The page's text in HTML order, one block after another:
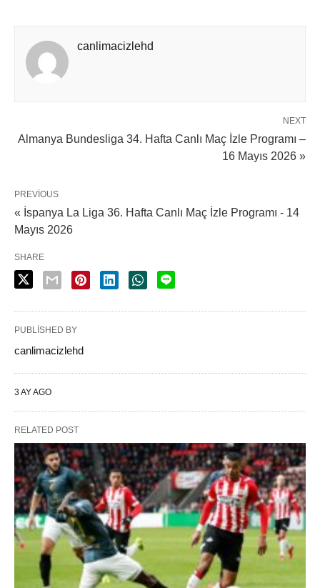
canlimacizlehd
NEXT
Almanya Bundesliga 34. Hafta Canlı Maç İzle Programı –
16 Mayıs 2026 »
PREVIOUS
« İspanya La Liga 36. Hafta Canlı Maç İzle Programı - 14
Mayıs 2026
SHARE
PUBLISHED BY
canlimacizlehd
3 AY AGO
RELATED POST